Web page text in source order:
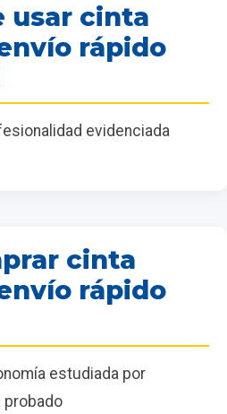
usar cinta
rápido
evidenciada
cinta
rápido
estudiada por